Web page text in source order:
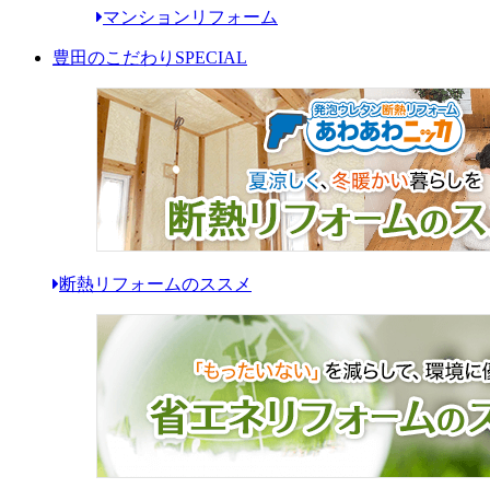
マンションリフォーム
豊田のこだわり SPECIAL
断熱リフォームのススメ